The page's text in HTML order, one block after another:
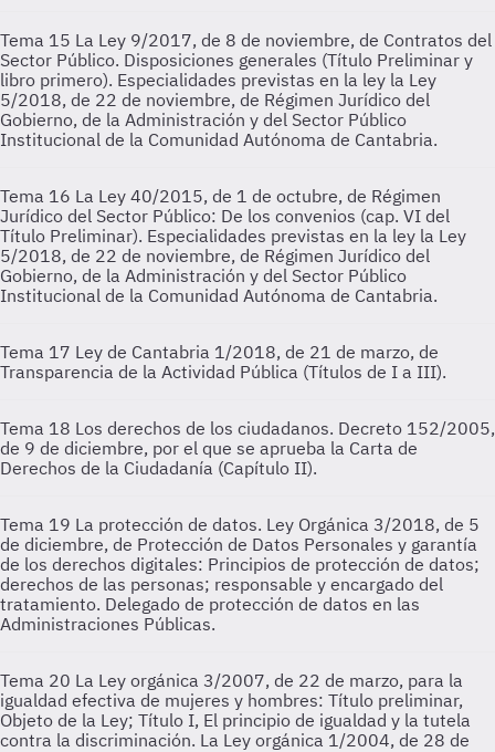
Tema 15 La Ley 9/2017, de 8 de noviembre, de Contratos del
Sector Público. Disposiciones generales (Título Preliminar y
libro primero). Especialidades previstas en la ley la Ley
5/2018, de 22 de noviembre, de Régimen Jurídico del
Gobierno, de la Administración y del Sector Público
Institucional de la Comunidad Autónoma de Cantabria.
Tema 16 La Ley 40/2015, de 1 de octubre, de Régimen
Jurídico del Sector Público: De los convenios (cap. VI del
Título Preliminar). Especialidades previstas en la ley la Ley
5/2018, de 22 de noviembre, de Régimen Jurídico del
Gobierno, de la Administración y del Sector Público
Institucional de la Comunidad Autónoma de Cantabria.
Tema 17 Ley de Cantabria 1/2018, de 21 de marzo, de
Transparencia de la Actividad Pública (Títulos de I a III).
Tema 18 Los derechos de los ciudadanos. Decreto 152/2005,
de 9 de diciembre, por el que se aprueba la Carta de
Derechos de la Ciudadanía (Capítulo II).
Tema 19 La protección de datos. Ley Orgánica 3/2018, de 5
de diciembre, de Protección de Datos Personales y garantía
de los derechos digitales: Principios de protección de datos;
derechos de las personas; responsable y encargado del
tratamiento. Delegado de protección de datos en las
Administraciones Públicas.
Tema 20 La Ley orgánica 3/2007, de 22 de marzo, para la
igualdad efectiva de mujeres y hombres: Título preliminar,
Objeto de la Ley; Título I, El principio de igualdad y la tutela
contra la discriminación. La Ley orgánica 1/2004, de 28 de